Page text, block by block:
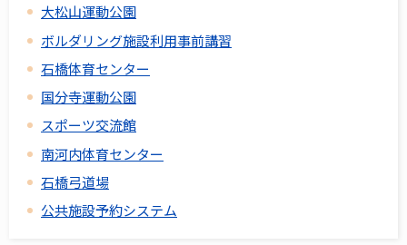
大松山運動公園
ボルダリング施設利用事前講習
石橋体育センター
国分寺運動公園
スポーツ交流館
南河内体育センター
石橋弓道場
公共施設予約システム